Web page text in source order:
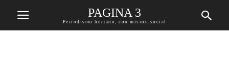
PAGINA 3
Periodismo humano, con mision social